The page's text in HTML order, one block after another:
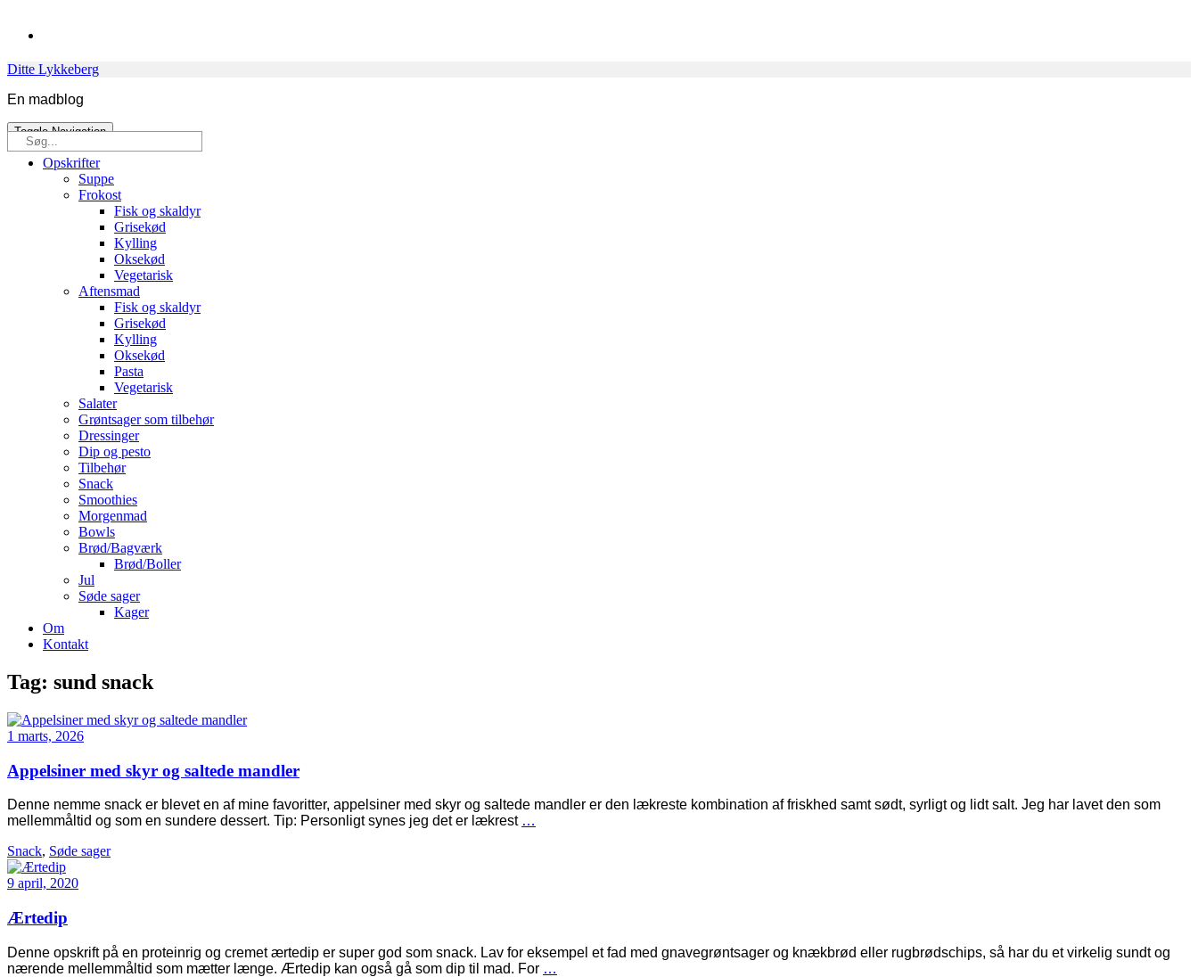
Ditte Lykkeberg
En madblog
Søg
efter:
Toggle Navigation
Opskrifter
Suppe
Frokost
Fisk og skaldyr
Grisekød
Kylling
Oksekød
Vegetarisk
Aftensmad
Fisk og skaldyr
Grisekød
Kylling
Oksekød
Pasta
Vegetarisk
Salater
Grøntsager som tilbehør
Dressinger
Dip og pesto
Tilbehør
Snack
Smoothies
Morgenmad
Bowls
Brød/Bagværk
Brød/Boller
Jul
Søde sager
Kager
Om
Kontakt
Tag: sund snack
1 marts, 2026
Appelsiner med skyr og saltede mandler
Denne nemme snack er blevet en af mine favoritter, appelsiner med skyr og saltede mandler er den lækreste kombination af friskhed samt sødt, syrligt og lidt salt. Jeg har lavet den som
mellemmåltid og som en sundere dessert. Tip: Personligt synes jeg det er lækrest …
Snack, Søde sager
9 april, 2020
Ærtedip
Denne opskrift på en proteinrig og cremet ærtedip er super god som snack. Lav for eksempel et fad med gnavegrøntsager og knækbrød eller rugbrødschips, så har du et virkelig sundt og
nærende mellemmåltid som mætter længe. Ærtedip kan også gå som dip til mad. For …